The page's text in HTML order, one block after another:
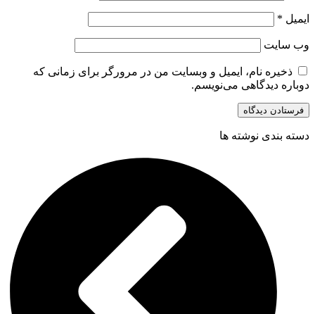
ایمیل *
وب‌ سایت
ذخیره نام، ایمیل و وبسایت من در مرورگر برای زمانی که
دوباره دیدگاهی می‌نویسم.
دسته بندی نوشته ها